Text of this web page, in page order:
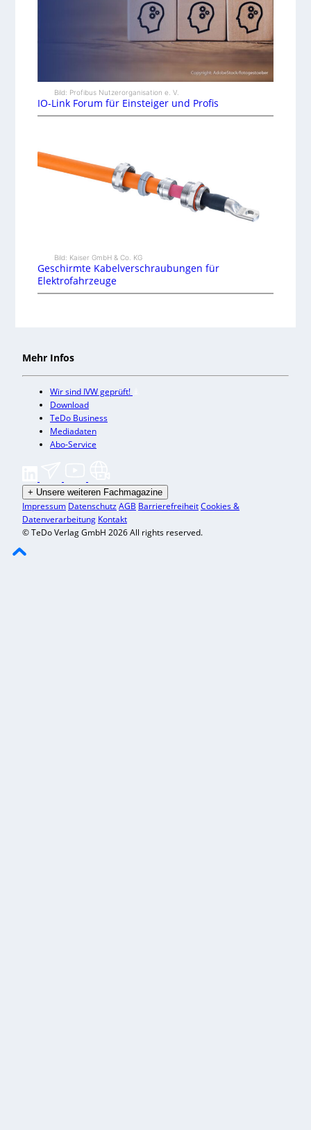
Bild: Profibus Nutzerorganisation e. V.
IO-Link Forum für Einsteiger und Profis
Bild: Kaiser GmbH & Co. KG
Geschirmte Kabelverschraubungen für
Elektrofahrzeuge
Mehr Infos
Wir sind IVW geprüft!
Download
TeDo Business
Mediadaten
Abo-Service
+ Unsere weiteren Fachmagazine
Impressum DatenschutzAGB BarrierefreiheitCookies &
Datenverarbeitung Kontakt
© TeDo Verlag GmbH 2026 All rights reserved.